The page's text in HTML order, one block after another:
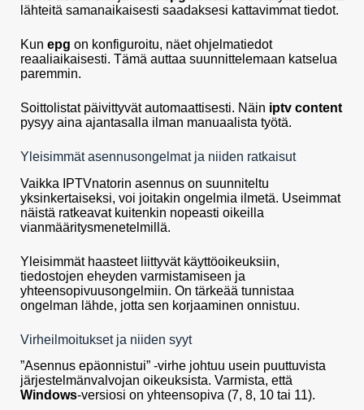
lähteitä samanaikaisesti saadaksesi kattavimmat tiedot.
Kun epg on konfiguroitu, näet ohjelmatiedot
reaaliaikaisesti. Tämä auttaa suunnittelemaan katselua
paremmin.
Soittolistat päivittyvät automaattisesti. Näin iptv content
pysyy aina ajantasalla ilman manuaalista työtä.
Yleisimmät asennusongelmat ja niiden ratkaisut
Vaikka IPTVnatorin asennus on suunniteltu
yksinkertaiseksi, voi joitakin ongelmia ilmetä. Useimmat
näistä ratkeavat kuitenkin nopeasti oikeilla
vianmääritysmenetelmillä.
Yleisimmät haasteet liittyvät käyttöoikeuksiin,
tiedostojen eheyden varmistamiseen ja
yhteensopivuusongelmiin. On tärkeää tunnistaa
ongelman lähde, jotta sen korjaaminen onnistuu.
Virheilmoitukset ja niiden syyt
”Asennus epäonnistui” -virhe johtuu usein puuttuvista
järjestelmänvalvojan oikeuksista. Varmista, että
Windows-versiosi on yhteensopiva (7, 8, 10 tai 11).